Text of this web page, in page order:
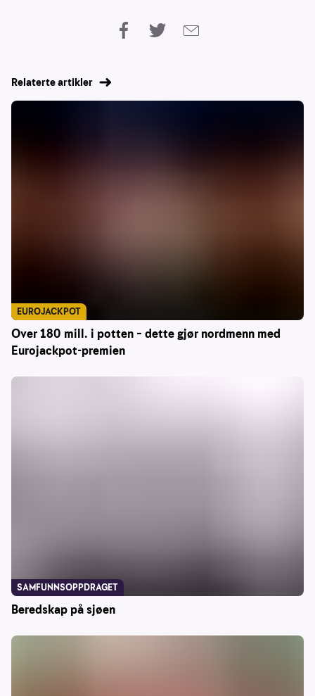
Relaterte artikler
Over 180 mill. i potten – dette gjør nordmenn med
Eurojackpot-premien
EUROJACKPOT
Beredskap på sjøen
SAMFUNNSOPPDRAGET